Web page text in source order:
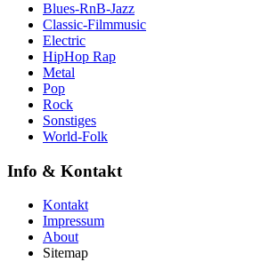
Blues-RnB-Jazz
Classic-Filmmusic
Electric
HipHop Rap
Metal
Pop
Rock
Sonstiges
World-Folk
Info & Kontakt
Kontakt
Impressum
About
Sitemap